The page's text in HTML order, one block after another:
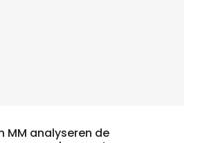
MM analyseren de